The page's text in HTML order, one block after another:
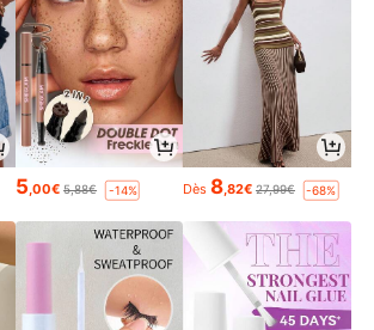
5,00€ 5,88€ -14% Dès 8,82€ 27,99€ -68%